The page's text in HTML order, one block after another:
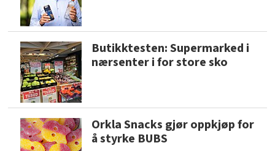
Butikktesten: Supermarked i
nærsenter i for store sko
Orkla Snacks gjør oppkjøp for
å styrke BUBS